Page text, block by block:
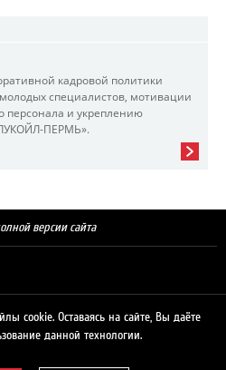
кадровой политики
специалистов, мотивации
персонала и укреплению
ПЕРМЬ».
версии сайта
cookie. Оставаясь на сайте, Вы даёте
данной технологии.